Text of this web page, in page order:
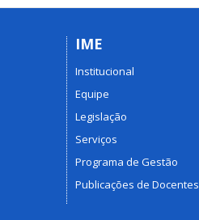
IME
Institucional
Equipe
Legislação
Serviços
Programa de Gestão
Publicações de Docentes